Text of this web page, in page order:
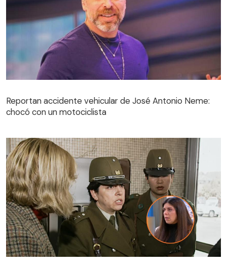
Reportan accidente vehicular de José Antonio Neme:
chocó con un motociclista